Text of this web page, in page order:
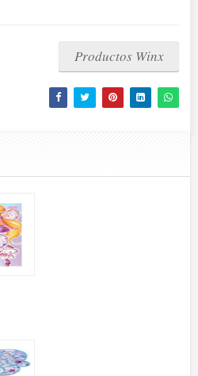
Productos Winx